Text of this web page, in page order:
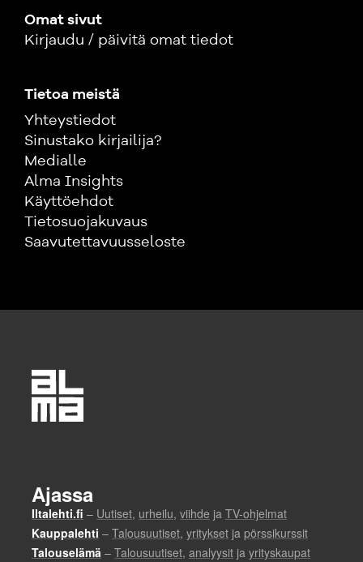
Omat sivut
Kirjaudu / päivitä omat tiedot
Tietoa meistä
Yhteystiedot
Sinustako kirjailija?
Medialle
Alma Insights
Käyttöehdot
Tietosuojakuvaus
Saavutettavuusseloste